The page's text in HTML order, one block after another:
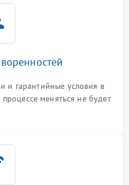
и гарантийные условия в
меняться не будет